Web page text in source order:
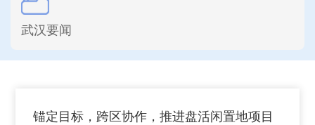
武汉要闻
锚定目标，跨区协作，推进盘活闲置地项目